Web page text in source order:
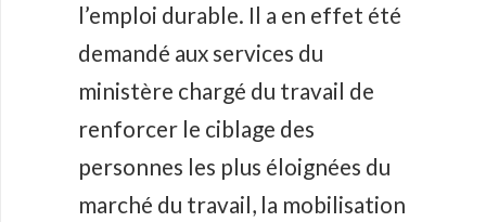
l’emploi durable. Il a en effet été
demandé aux services du
ministère chargé du travail de
renforcer le ciblage des
personnes les plus éloignées du
marché du travail, la mobilisation